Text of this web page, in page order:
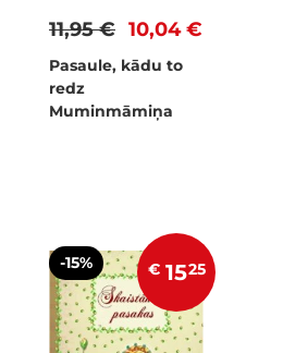
10,04 €
11,95 €
Pasaule, kādu to
redz
Muminmāmiņa
-15% € 1525